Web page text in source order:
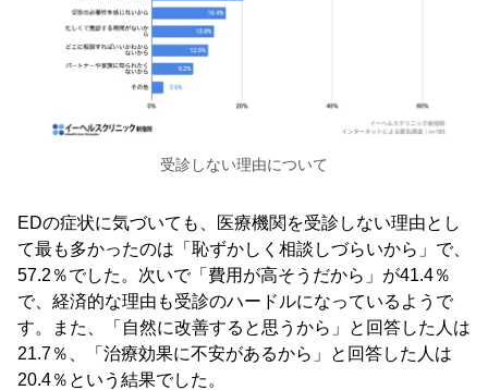
受診しない理由について
EDの症状に気づいても、医療機関を受診しない理由とし
て最も多かったのは「恥ずかしく相談しづらいから」で、
57.2％でした。次いで「費用が高そうだから」が41.4％
で、経済的な理由も受診のハードルになっているようで
す。また、「自然に改善すると思うから」と回答した人は
21.7％、「治療効果に不安があるから」と回答した人は
20.4％という結果でした。